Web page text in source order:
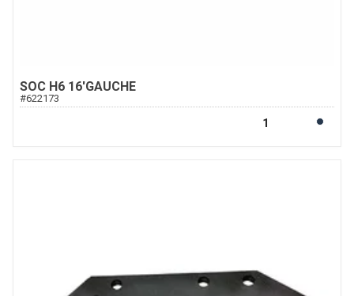
SOC H6 16'GAUCHE
#622173